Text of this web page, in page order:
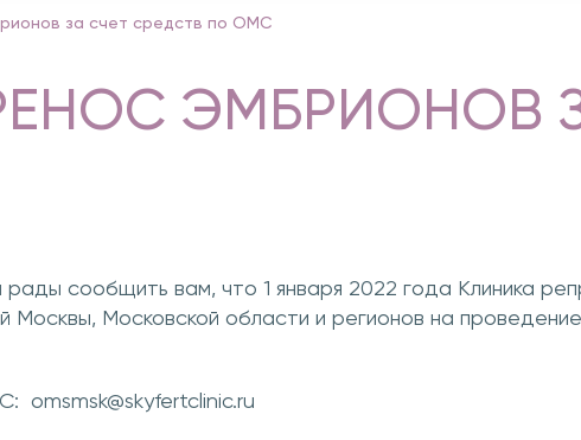
за счет средств по ОМС
ЭМБРИОНОВ
сообщить вам, что 1 января 2022 года Клиника
Москвы, Московской области и регионов на
omsmsk@skyfertclinic.ru